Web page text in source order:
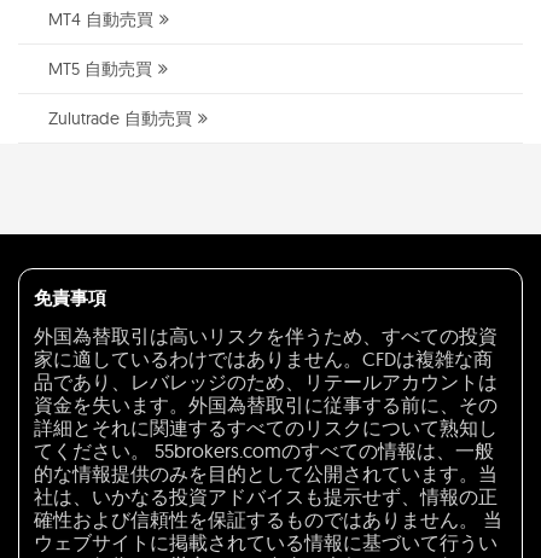
MT4 自動売買
MT5 自動売買
Zulutrade 自動売買
免責事項
外国為替取引は高いリスクを伴うため、すべての投資
家に適しているわけではありません。CFDは複雑な商
品であり、レバレッジのため、リテールアカウントは
資金を失います。外国為替取引に従事する前に、その
詳細とそれに関連するすべてのリスクについて熟知し
てください。 55brokers.comのすべての情報は、一般
的な情報提供のみを目的として公開されています。当
社は、いかなる投資アドバイスも提示せず、情報の正
確性および信頼性を保証するものではありません。 当
ウェブサイトに掲載されている情報に基づいて行うい